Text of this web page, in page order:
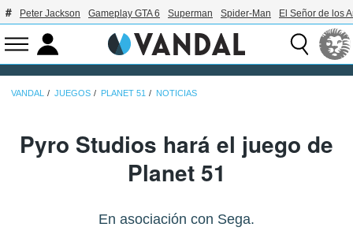
Peter Jackson Gameplay GTA 6 Superman Spider-Man El Señor de los
VANDAL JUEGOS PLANET 51 NOTICIAS
Pyro Studios hará el juego de
Planet 51
En asociación con Sega.